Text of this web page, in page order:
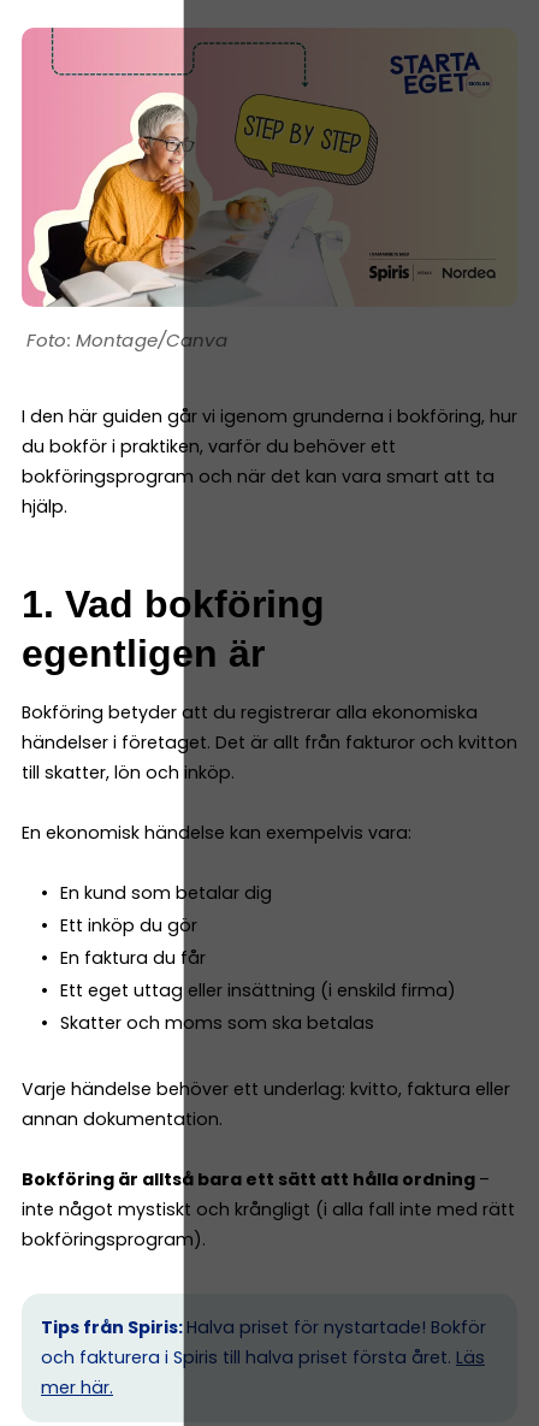
Montage/Canva
I den här guiden går vi igenom grunderna i bokföring, hur
du bokför i praktiken, varför du behöver ett
bokföringsprogram och när det kan vara smart att ta
hjälp.
1. Vad bokföring
egentligen är
Bokföring betyder att du registrerar alla ekonomiska
händelser i företaget. Det är allt från fakturor och kvitton
till skatter, lön och inköp.
En ekonomisk händelse kan exempelvis vara:
En kund som betalar dig
Ett inköp du gör
En faktura du får
Ett eget uttag eller insättning (i enskild firma)
Skatter och moms som ska betalas
Varje händelse behöver ett underlag: kvitto, faktura eller
annan dokumentation.
Bokföring är alltså bara ett sätt att hålla ordning –
inte något mystiskt och krångligt (i alla fall inte med rätt
bokföringsprogram).
Tips från Spiris: Halva priset för nystartade! Bokför
och fakturera i Spiris till halva priset första året. Läs
mer här.